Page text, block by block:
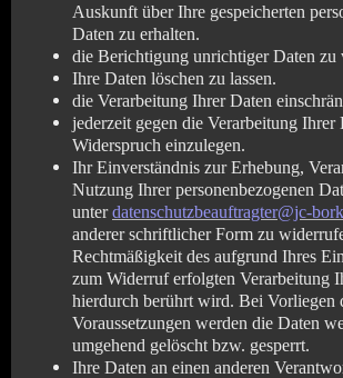
Auskunft über Ihre gespeicherten
Daten zu erhalten.
die Berichtigung unrichtiger Daten zu
Ihre Daten löschen zu lassen.
die Verarbeitung Ihrer Daten
jederzeit gegen die Verarbeitung Ihrer
Widerspruch einzulegen.
Ihr Einverständnis zur Erhebung,
Nutzung Ihrer personenbezogenen
unterdatenschutzbeauftragter@jc-
anderer schriftlicher Form zu
Rechtmäßigkeit des aufgrund Ihres
zum Widerruf erfolgten Verarbeitung
hierdurch berührt wird. Bei Vorliegen
Voraussetzungen werden die Daten
umgehend gelöscht bzw. gesperrt.
Ihre Daten an einen anderen